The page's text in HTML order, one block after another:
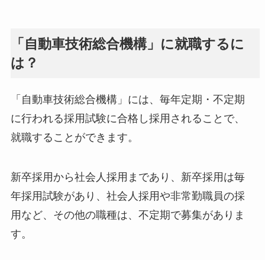
「自動車技術総合機構」に就職するに
は？
「自動車技術総合機構」には、毎年定期・不定期
に行われる採用試験に合格し採用されることで、
就職することができます。
新卒採用から社会人採用まであり、新卒採用は毎
年採用試験があり、社会人採用や非常勤職員の採
用など、その他の職種は、不定期で募集がありま
す。